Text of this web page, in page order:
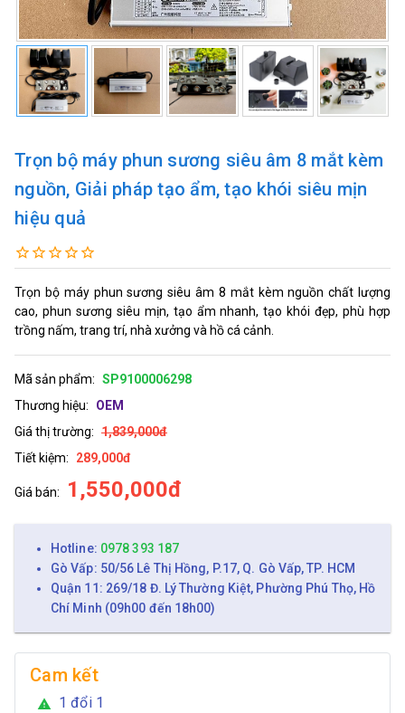
Trọn bộ máy phun sương siêu âm 8 mắt kèm
nguồn, Giải pháp tạo ẩm, tạo khói siêu mịn
hiệu quả
Trọn bộ máy phun sương siêu âm 8 mắt kèm nguồn chất lượng
cao, phun sương siêu mịn, tạo ẩm nhanh, tạo khói đẹp, phù hợp
trồng nấm, trang trí, nhà xưởng và hồ cá cảnh.
Mã sản phẩm: SP9100006298
Thương hiệu:
OEM
Giá thị trường: 1,839,000đ
Tiết kiệm:
289,000đ
Giá bán: 1,550,000đ
Hotline: 0978 393 187
Gò Vấp: 50/56 Lê Thị Hồng, P.17, Q. Gò Vấp, TP. HCM
Quận 11: 269/18 Đ. Lý Thường Kiệt, Phường Phú Thọ, Hồ
Chí Minh (09h00 đến 18h00)
Cam kết
warning 1 đổi 1